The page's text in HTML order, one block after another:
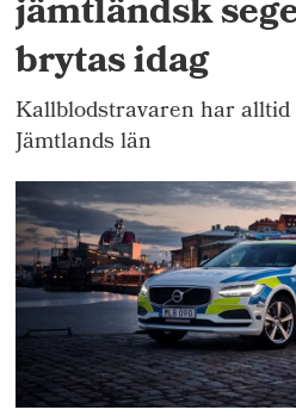
jämtländsk
brytas idag
Kallblodstravaren har
Jämtlands län